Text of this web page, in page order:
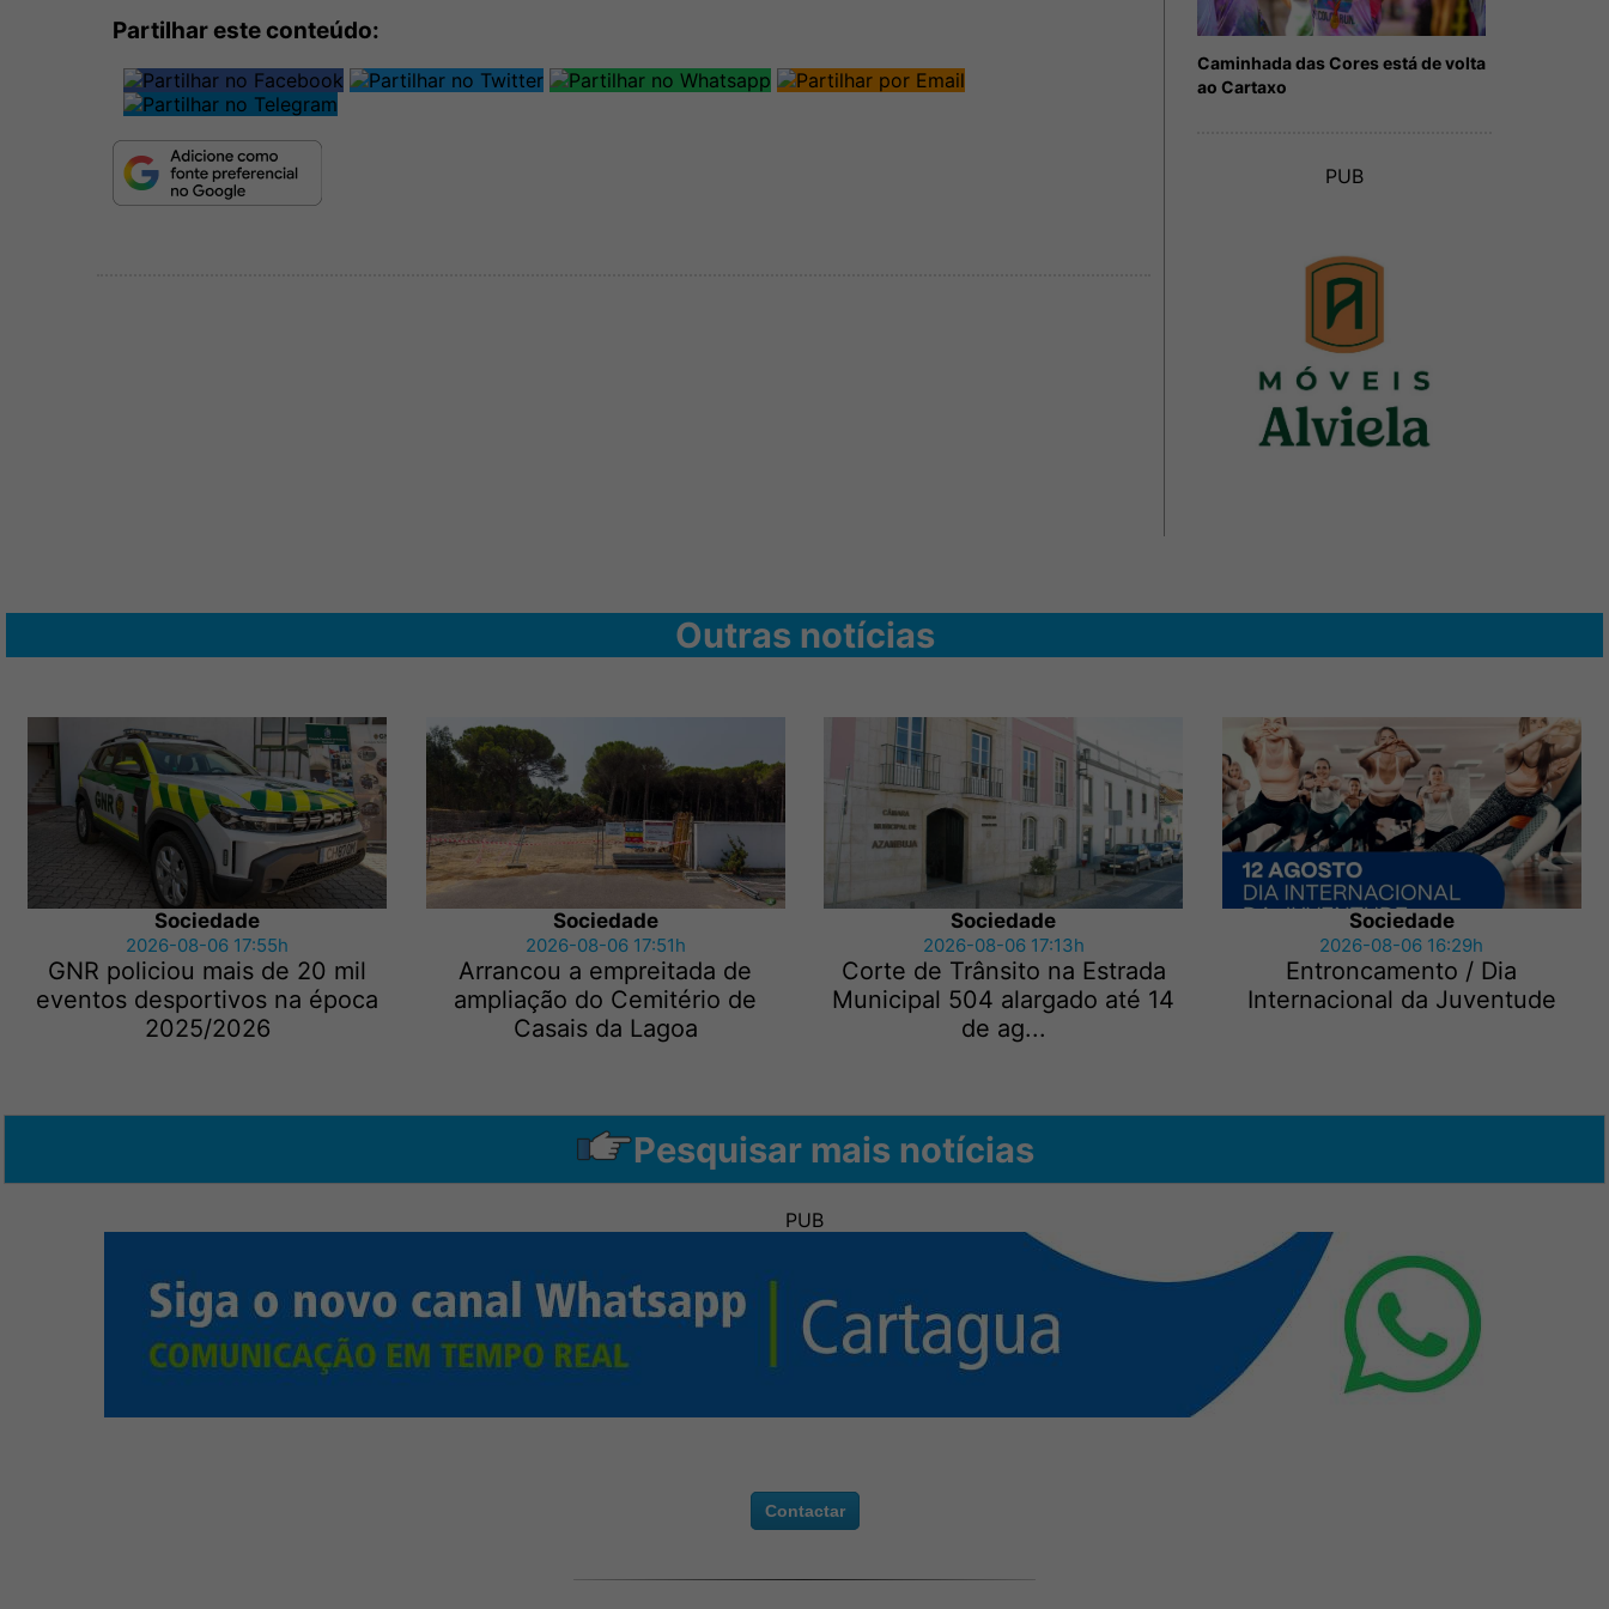
Partilhar este conteúdo:
Caminhada das Cores está de volta
ao Cartaxo
PUB
Outras notícias
Sociedade
2026-08-06 17:55h
GNR policiou mais de 20 mil
eventos desportivos na época
2025/2026
Sociedade
2026-08-06 17:51h
Arrancou a empreitada de
ampliação do Cemitério de
Casais da Lagoa
Sociedade
2026-08-06 17:13h
Corte de Trânsito na Estrada
Municipal 504 alargado até 14
de ag...
Sociedade
2026-08-06 16:29h
Entroncamento / Dia
Internacional da Juventude
Pesquisar mais notícias
PUB
Contactar